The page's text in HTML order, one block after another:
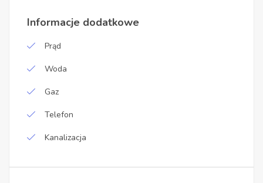
Informacje dodatkowe
Prąd
Woda
Gaz
Telefon
Kanalizacja